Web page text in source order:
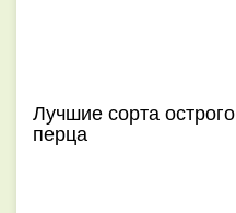
Лучшие сорта острого
перца